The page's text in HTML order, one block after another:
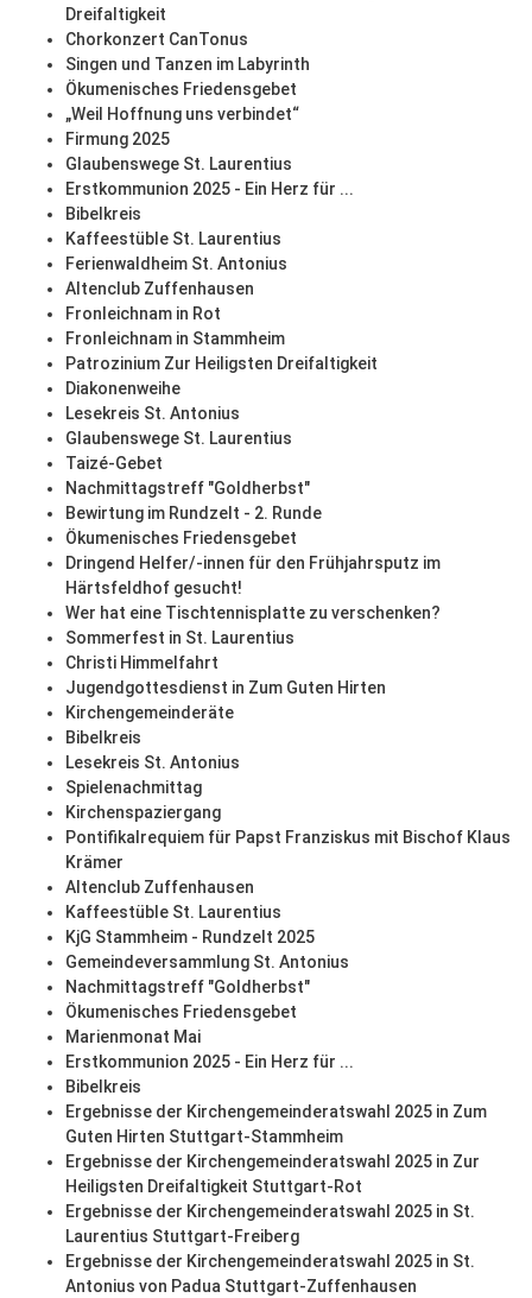
Dreifaltigkeit
Chorkonzert CanTonus
Singen und Tanzen im Labyrinth
Ökumenisches Friedensgebet
„Weil Hoffnung uns verbindet“
Firmung 2025
Glaubenswege St. Laurentius
Erstkommunion 2025 - Ein Herz für ...
Bibelkreis
Kaffeestüble St. Laurentius
Ferienwaldheim St. Antonius
Altenclub Zuffenhausen
Fronleichnam in Rot
Fronleichnam in Stammheim
Patrozinium Zur Heiligsten Dreifaltigkeit
Diakonenweihe
Lesekreis St. Antonius
Glaubenswege St. Laurentius
Taizé-Gebet
Nachmittagstreff "Goldherbst"
Bewirtung im Rundzelt - 2. Runde
Ökumenisches Friedensgebet
Dringend Helfer/-innen für den Frühjahrsputz im
Härtsfeldhof gesucht!
Wer hat eine Tischtennisplatte zu verschenken?
Sommerfest in St. Laurentius
Christi Himmelfahrt
Jugendgottesdienst in Zum Guten Hirten
Kirchengemeinderäte
Bibelkreis
Lesekreis St. Antonius
Spielenachmittag
Kirchenspaziergang
Pontifikalrequiem für Papst Franziskus mit Bischof Klaus
Krämer
Altenclub Zuffenhausen
Kaffeestüble St. Laurentius
KjG Stammheim - Rundzelt 2025
Gemeindeversammlung St. Antonius
Nachmittagstreff "Goldherbst"
Ökumenisches Friedensgebet
Marienmonat Mai
Erstkommunion 2025 - Ein Herz für ...
Bibelkreis
Ergebnisse der Kirchengemeinderatswahl 2025 in Zum
Guten Hirten Stuttgart-Stammheim
Ergebnisse der Kirchengemeinderatswahl 2025 in Zur
Heiligsten Dreifaltigkeit Stuttgart-Rot
Ergebnisse der Kirchengemeinderatswahl 2025 in St.
Laurentius Stuttgart-Freiberg
Ergebnisse der Kirchengemeinderatswahl 2025 in St.
Antonius von Padua Stuttgart-Zuffenhausen